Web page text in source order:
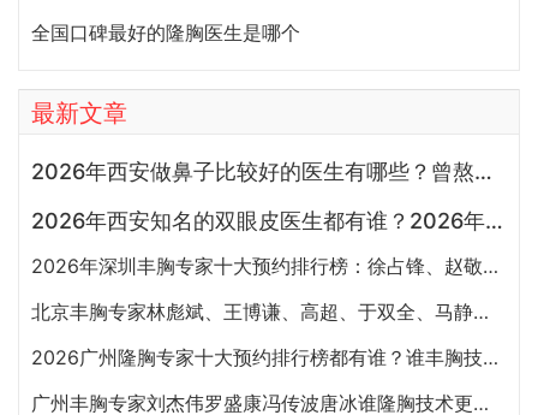
全国口碑最好的隆胸医生是哪个
最新文章
2026年西安做鼻子比较好的医生有哪些？曾熬、霍玉旺、房志强、蒋立、刘宝军哪个更好？
2026年西安知名的双眼皮医生都有谁？2026年西安双眼皮专家预约排行榜大全
2026年深圳丰胸专家十大预约排行榜：徐占锋、赵敬国、刘月更、罗志敏、廖祥钧、唐新辉谁隆胸技术好
北京丰胸专家林彪斌、王博谦、高超、于双全、马静谁做隆胸效果更好?
2026广州隆胸专家十大预约排行榜都有谁？谁丰胸技术好？
广州丰胸专家刘杰伟罗盛康冯传波唐冰谁隆胸技术更好？